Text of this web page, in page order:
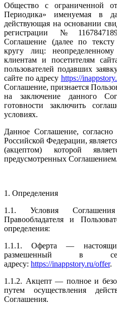
Общество с ограниченной
Периодика» именуемая в
действующая на основании
регистрации
Соглашение (далее по
кругу лиц:
клиентам и посетителям
пользователей подавших
сайте по адресу https://
Соглашение, признается
на заключение данного
готовности заключить
условиях.
Данное Соглашение, согласно
Российской Федерации,
(акцептом) которой
предусмотренных Соглашением.
1. Определения
1.1. Условия
Правообладателя и
определения:
1.1.1.Оферта —
размешенный в
адресу: https://inappstory.ru/offer.
1.1.2. Акцепт— полное и
путем осуществления
Соглашения.